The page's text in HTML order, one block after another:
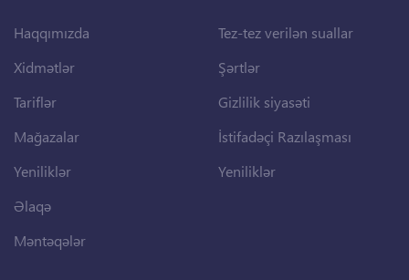
Haqqımızda
Xidmətlər
Tariflər
Mağazalar
Yeniliklər
Əlaqə
Məntəqələr
Tez-tez verilən suallar
Şərtlər
Gizlilik siyasəti
İstifadəçi Razılaşması
Yeniliklər